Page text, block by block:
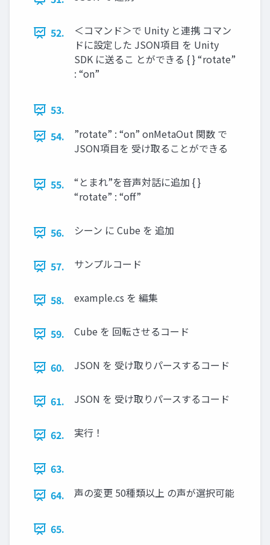
52.
＜コマンド＞で Unity と連携 コマン
ドに設定した JSON項目 を Unity
SDK に送るこ とができる { } “rotate”
: “on”
53.
54.
”rotate” : “on” onMetaOut 関数 で
JSON項目を 受け取ることができる
55.
“とまれ”を音声対話に追加 { }
“rotate” : “off”
56. シーン に Cube を 追加
57. サンプルコード
58. example.cs を 編集
59. Cube を 回転させるコード
60. JSON を 受け取りパースするコード
61. JSON を 受け取りパースするコード
62. 実行！
63.
64.
声の変更 50種類以上 の声が選択可能
65.